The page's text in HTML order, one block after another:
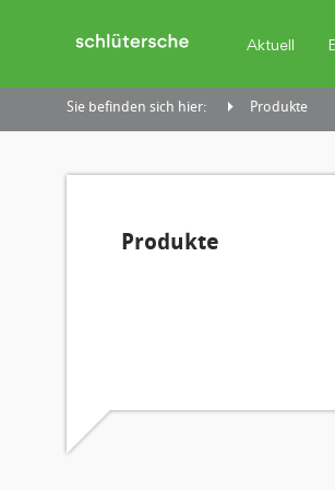
Aktuell
Sie befinden sich hier: Produkte
Produkte